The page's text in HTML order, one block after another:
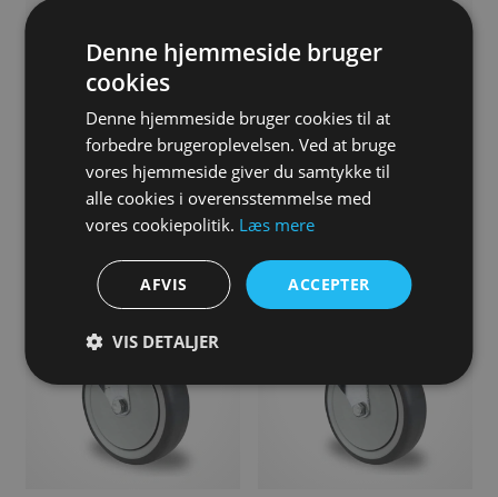
Apparathjul, 125 mm, Drejehjul
med plast bremse, Bolthul,
Kugleleje, TPR, 100 kg, 95 shore
Apparathjul, 125 mm, Drejehjul
med plast bremse, Plade,
Kugleleje, TPR, 100 kg, 95 shore
Denne hjemmeside bruger
cookies
Denne hjemmeside bruger cookies til at
forbedre brugeroplevelsen. Ved at bruge
vores hjemmeside giver du samtykke til
alle cookies i overensstemmelse med
vores cookiepolitik. Læs mere
ACCEPTER
AFVIS
VIS DETALJER